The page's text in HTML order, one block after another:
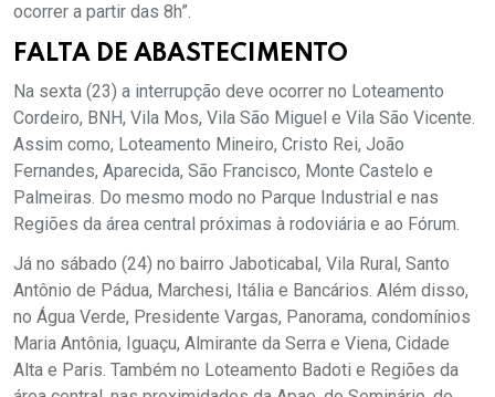
ocorrer a partir das 8h”.
FALTA DE ABASTECIMENTO
Na sexta (23) a interrupção deve ocorrer no Loteamento
Cordeiro, BNH, Vila Mos, Vila São Miguel e Vila São Vicente.
Assim como, Loteamento Mineiro, Cristo Rei, João
Fernandes, Aparecida, São Francisco, Monte Castelo e
Palmeiras. Do mesmo modo no Parque Industrial e nas
Regiões da área central próximas à rodoviária e ao Fórum.
Já no sábado (24) no bairro Jaboticabal, Vila Rural, Santo
Antônio de Pádua, Marchesi, Itália e Bancários. Além disso,
no Água Verde, Presidente Vargas, Panorama, condomínios
Maria Antônia, Iguaçu, Almirante da Serra e Viena, Cidade
Alta e Paris. Também no Loteamento Badoti e Regiões da